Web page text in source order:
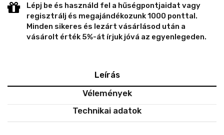
Lépj be és használd fel a hűségpontjaidat vagy
regisztrálj és megajándékozunk 1000 ponttal.
Minden sikeres és lezárt vásárlásod után a
vásárolt érték 5%-át írjuk jóvá az egyenlegeden.
Leírás
Vélemények
Technikai adatok